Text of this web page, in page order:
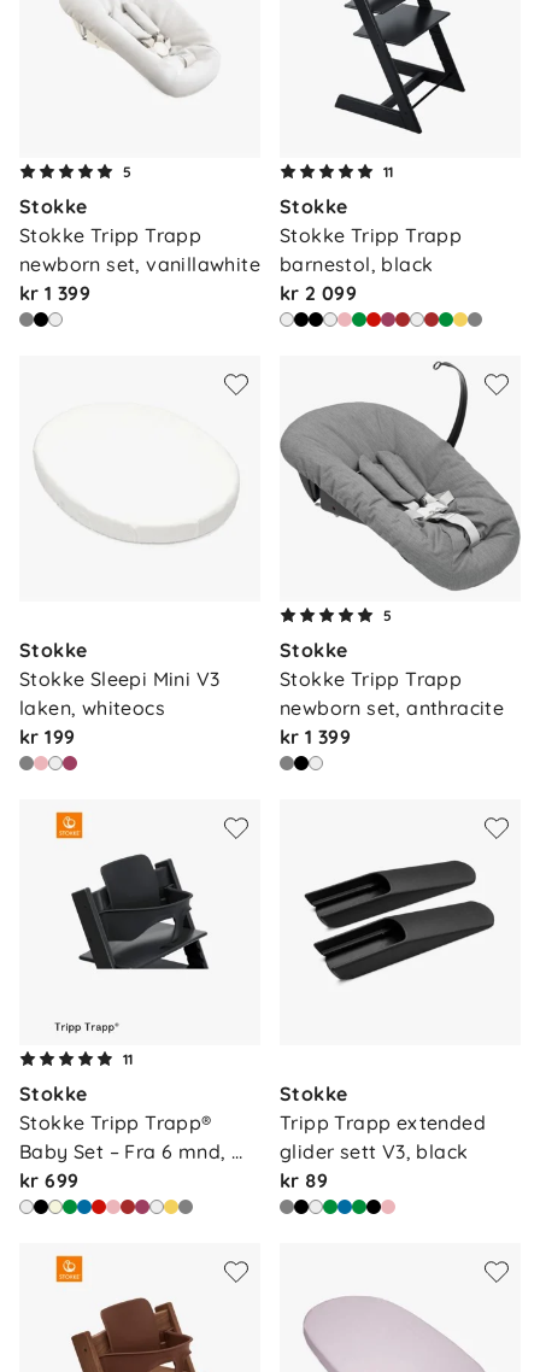
5
Stokke
Stokke Tripp Trapp
newborn set, vanillawhite
kr 1 399
11
Stokke
Stokke Tripp Trapp
barnestol, black
kr 2 099
Stokke
Stokke Sleepi Mini V3
laken, whiteocs
kr 199
5
Stokke
Stokke Tripp Trapp
newborn set, anthracite
kr 1 399
11
Stokke
Stokke Tripp Trapp®
Baby Set – Fra 6 mnd,
bla…
kr 699
Stokke
Tripp Trapp extended
glider sett V3, black
kr 89